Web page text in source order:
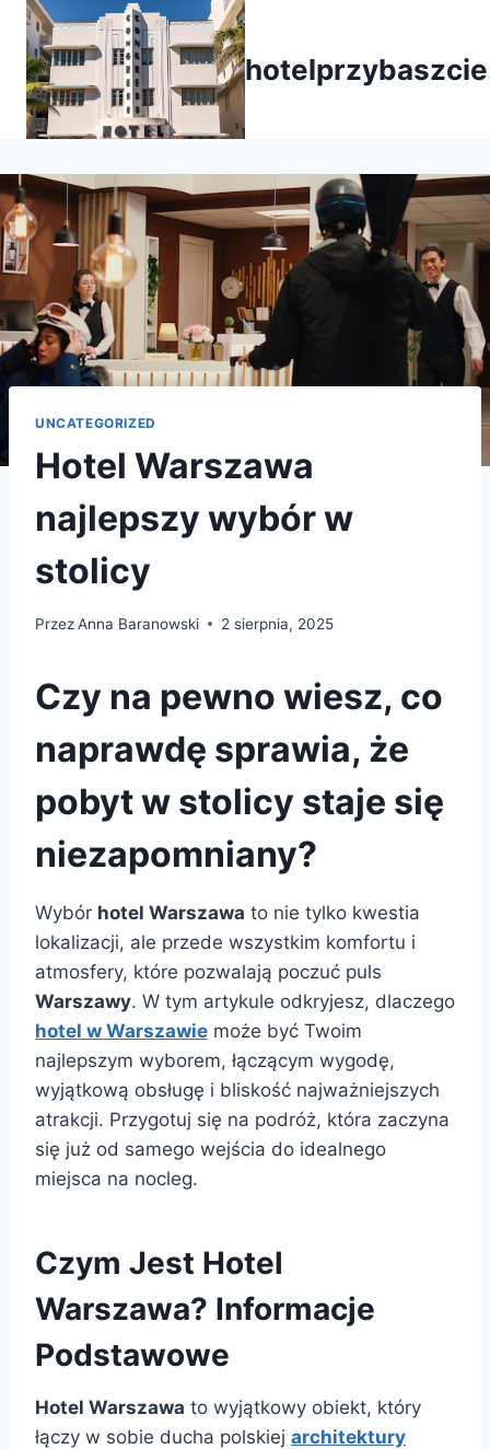
Przejdź
treści
UNCATEGORIZED
Hotel Warszawa
najlepszy wybór w
stolicy
PrzezAnna Baranowski 2 sierpnia, 2025
Czy na pewno wiesz, co
naprawdę sprawia, że
pobyt w stolicy staje się
niezapomniany?
Wybór hotel Warszawa to nie tylko kwestia
lokalizacji, ale przede wszystkim komfortu i
atmosfery, które pozwalają poczuć puls
Warszawy. W tym artykule odkryjesz, dlaczego
hotel w Warszawie może być Twoim
najlepszym wyborem, łączącym wygodę,
wyjątkową obsługę i bliskość najważniejszych
atrakcji. Przygotuj się na podróż, która zaczyna
się już od samego wejścia do idealnego
miejsca na nocleg.
Czym Jest Hotel
Warszawa? Informacje
Podstawowe
Hotel Warszawa to wyjątkowy obiekt, który
łączy w sobie ducha polskiej architektury